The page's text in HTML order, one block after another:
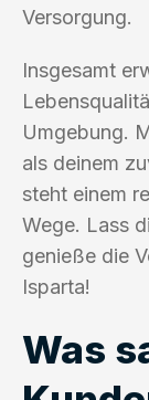
Versorgung.
Insgesamt
Umgebung.
als deinem
steht einem
Wege. Lass
genieße die
Isparta!
Was